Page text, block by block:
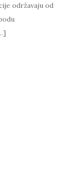
održavaju od